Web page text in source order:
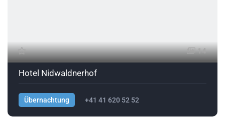
14
Hotel Nidwaldnerhof
Übernachtung +41 41 620 52 52